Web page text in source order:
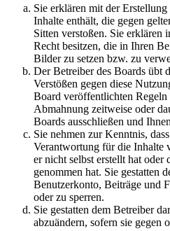
Sie erklären mit der
Inhalte enthält, die gegen
Sitten verstoßen. Sie erklären
Recht besitzen, die in Ihren
Bilder zu setzen bzw. zu
Der Betreiber des Boards übt
Verstößen gegen diese
Board veröffentlichten Regeln
Abmahnung zeitweise oder
Boards ausschließen und
Sie nehmen zur Kenntnis,
Verantwortung für die Inhalte
er nicht selbst erstellt hat
genommen hat. Sie gestatten
Benutzerkonto, Beiträge und
oder zu sperren.
Sie gestatten dem Betreiber
abzuändern, sofern sie gegen